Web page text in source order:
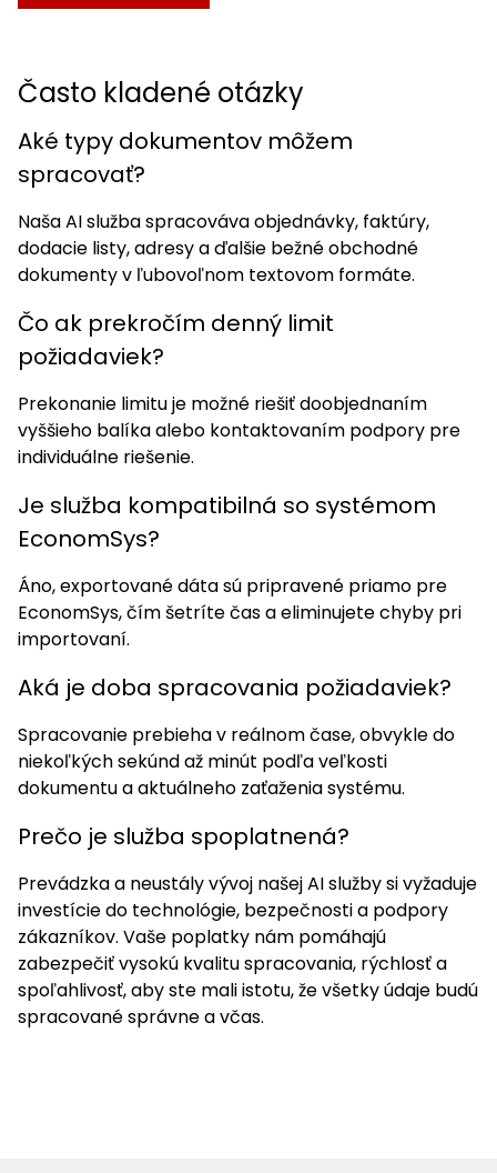
Často kladené otázky
Aké typy dokumentov môžem
spracovať?
Naša AI služba spracováva objednávky, faktúry,
dodacie listy, adresy a ďalšie bežné obchodné
dokumenty v ľubovoľnom textovom formáte.
Čo ak prekročím denný limit
požiadaviek?
Prekonanie limitu je možné riešiť doobjednaním
vyššieho balíka alebo kontaktovaním podpory pre
individuálne riešenie.
Je služba kompatibilná so systémom
EconomSys?
Áno, exportované dáta sú pripravené priamo pre
EconomSys, čím šetríte čas a eliminujete chyby pri
importovaní.
Aká je doba spracovania požiadaviek?
Spracovanie prebieha v reálnom čase, obvykle do
niekoľkých sekúnd až minút podľa veľkosti
dokumentu a aktuálneho zaťaženia systému.
Prečo je služba spoplatnená?
Prevádzka a neustály vývoj našej AI služby si vyžaduje
investície do technológie, bezpečnosti a podpory
zákazníkov. Vaše poplatky nám pomáhajú
zabezpečiť vysokú kvalitu spracovania, rýchlosť a
spoľahlivosť, aby ste mali istotu, že všetky údaje budú
spracované správne a včas.